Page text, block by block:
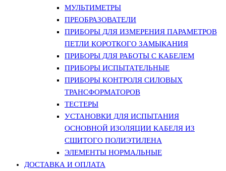
МУЛЬТИМЕТРЫ
ПРЕОБРАЗОВАТЕЛИ
ПРИБОРЫ ДЛЯ ИЗМЕРЕНИЯ ПАРАМЕТРОВ
ПЕТЛИ КОРОТКОГО ЗАМЫКАНИЯ
ПРИБОРЫ ДЛЯ РАБОТЫ С КАБЕЛЕМ
ПРИБОРЫ ИСПЫТАТЕЛЬНЫЕ
ПРИБОРЫ КОНТРОЛЯ СИЛОВЫХ
ТРАНСФОРМАТОРОВ
ТЕСТЕРЫ
УСТАНОВКИ ДЛЯ ИСПЫТАНИЯ
ОСНОВНОЙ ИЗОЛЯЦИИ КАБЕЛЯ ИЗ
СШИТОГО ПОЛИЭТИЛЕНА
ЭЛЕМЕНТЫ НОРМАЛЬНЫЕ
ДОСТАВКА И ОПЛАТА